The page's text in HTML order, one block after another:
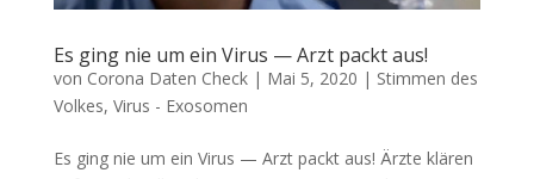
Es ging nie um ein Virus — Arzt packt aus!
von Corona Daten Check| Mai 5, 2020 | Stimmen des
Volkes, Virus - Exosomen
Es ging nie um ein Virus — Arzt packt aus! Ärz­te klä­ren